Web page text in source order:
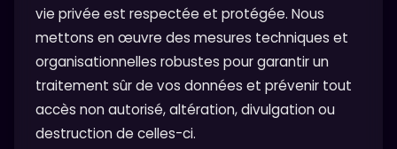
vie privée est respectée et protégée. Nous
mettons en œuvre des mesures techniques et
organisationnelles robustes pour garantir un
traitement sûr de vos données et prévenir tout
accès non autorisé, altération, divulgation ou
destruction de celles-ci.